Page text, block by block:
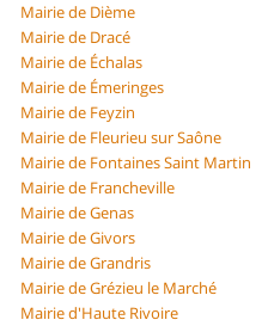
Mairie de Dième
Mairie de Dracé
Mairie de Échalas
Mairie de Émeringes
Mairie de Feyzin
Mairie de Fleurieu sur Saône
Mairie de Fontaines Saint Martin
Mairie de Francheville
Mairie de Genas
Mairie de Givors
Mairie de Grandris
Mairie de Grézieu le Marché
Mairie d'Haute Rivoire